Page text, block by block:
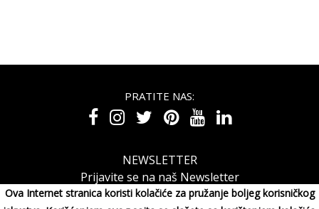
Ova Internet stranica koristi kolačiće za pružanje boljeg korisničkog
PRATITE NAS:
NEWSLETTER
Prijavite se na naš Newsletter